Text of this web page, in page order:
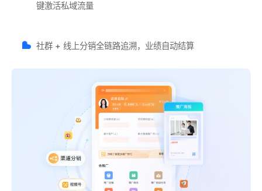
键激活私域流量
社群 + 线上分销全链路追溯，业绩自动结算